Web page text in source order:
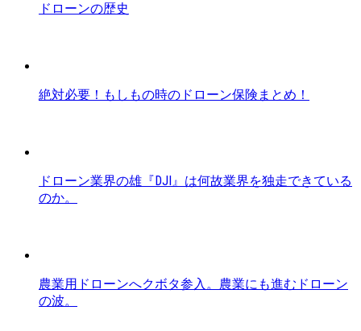
ドローンの歴史
絶対必要！もしもの時のドローン保険まとめ！
ドローン業界の雄『DJI』は何故業界を独走できている
のか。
農業用ドローンへクボタ参入。農業にも進むドローン
の波。